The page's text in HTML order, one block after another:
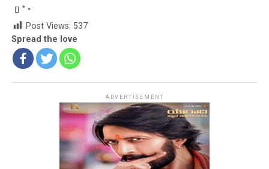
Post Views: 537
Spread the love
ADVERTISEMENT